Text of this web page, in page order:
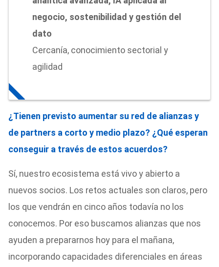
negocio, sostenibilidad y gestión del
dato
Cercanía, conocimiento sectorial y
agilidad
¿Tienen previsto aumentar su red de alianzas y
de partners a corto y medio plazo? ¿Qué esperan
conseguir a través de estos acuerdos?
Sí, nuestro ecosistema está vivo y abierto a
nuevos socios. Los retos actuales son claros, pero
los que vendrán en cinco años todavía no los
conocemos. Por eso buscamos alianzas que nos
ayuden a prepararnos hoy para el mañana,
incorporando capacidades diferenciales en áreas